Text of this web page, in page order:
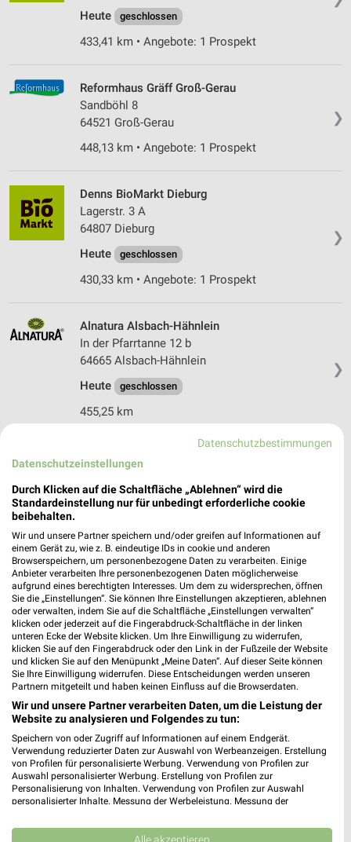
Heute
geschlossen
433,41 km • Angebote: 1 Prospekt
❯
Reformhaus Gräff Groß-Gerau
Sandböhl 8
64521 Groß-Gerau
448,13 km • Angebote: 1 Prospekt
❯
Denns BioMarkt Dieburg
Lagerstr. 3 A
64807 Dieburg
Heute
geschlossen
430,33 km • Angebote: 1 Prospekt
❯
Alnatura Alsbach-Hähnlein
In der Pfarrtanne 12 b
64665 Alsbach-Hähnlein
Heute
geschlossen
455,25 km
Denns BioMarkt Dreieich
63303 Dreieich
429,75 km • Angebote: 1 Prospekt
Marien-Drogerie Gernsheim
Magdalenenstr. 43
64579 Gernsheim
460,92 km • Angebote: 1 Prospekt
Isenburg-Center
63263 Neu-Isenburg
427,19 km • Angebote: 1 Prospekt
Obere Marktstr. 5
Datenschutzbestimmungen
Datenschutzeinstellungen
Durch Klicken auf die Schaltfläche „Ablehnen“ wird die
Standardeinstellung nur für unbedingt erforderliche cookie
beibehalten.
Wir und unsere Partner speichern und/oder greifen auf Informationen auf
einem Gerät zu, wie z. B. eindeutige IDs in cookie und anderen
Browserspeichern, um personenbezogene Daten zu verarbeiten. Einige
Anbieter verarbeiten Ihre personenbezogenen Daten möglicherweise
aufgrund eines berechtigten Interesses. Um dem zu widersprechen, öffnen
Sie die „Einstellungen“. Sie können Ihre Einstellungen akzeptieren, ablehnen
oder verwalten, indem Sie auf die Schaltfläche „Einstellungen verwalten“
klicken oder jederzeit auf die Fingerabdruck-Schaltfläche in der linken
unteren Ecke der Website klicken. Um Ihre Einwilligung zu widerrufen,
klicken Sie auf den Fingerabdruck oder den Link in der Fußzeile der Website
und klicken Sie auf den Menüpunkt „Meine Daten“. Auf dieser Seite können
Sie Ihre Einwilligung widerrufen. Diese Entscheidungen werden unseren
Partnern mitgeteilt und haben keinen Einfluss auf die Browserdaten.
Wir und unsere Partner verarbeiten Daten, um die Leistung der
Website zu analysieren und Folgendes zu tun:
Speichern von oder Zugriff auf Informationen auf einem Endgerät.
Verwendung reduzierter Daten zur Auswahl von Werbeanzeigen. Erstellung
von Profilen für personalisierte Werbung. Verwendung von Profilen zur
Auswahl personalisierter Werbung. Erstellung von Profilen zur
Personalisierung von Inhalten. Verwendung von Profilen zur Auswahl
personalisierter Inhalte. Messung der Werbeleistung. Messung der
Kombinationen von Daten aus verschiedenen Quellen. Entwicklung und
Verbesserung der Angebote. Verwendung reduzierter Daten zur Auswahl
Alle akzeptieren